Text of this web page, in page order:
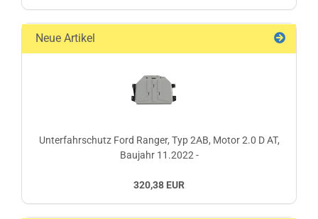
Neue Artikel
Unterfahrschutz Ford Ranger, Typ 2AB, Motor 2.0 D AT,
Baujahr 11.2022 -
320,38 EUR